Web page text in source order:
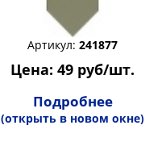
Артикул: 241877
Цена: 49 руб/шт.
Подробнее
(открыть в новом окне)